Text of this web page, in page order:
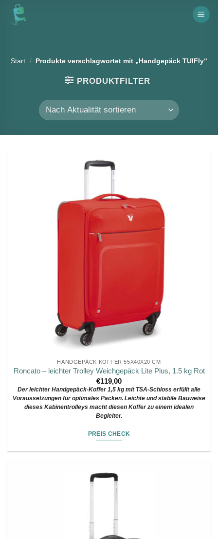
Skip
Start / Produkte verschlagwortet mit „Handgepäck TUIFly“
PRODUKTFILTER
HANDGEPÄCK KOFFER 55X40X20 CM
Roncato – leichter Trolley Weichgepäck Lite Plus, 1.5 kg Rot
€119,00
Der leichter Handgepäck-Koffer 1,5 kg mit TSA-Schloss erfüllt alle
Voraussetzungen für optimales Packen. Leichte und stabile Bauweise
dieses Kabinentrolleys macht diesen Koffer zu einem idealen
Begleiter.
PREIS CHECK